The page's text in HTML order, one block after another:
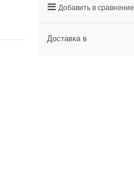
Добавить в сравнение
Доставка в